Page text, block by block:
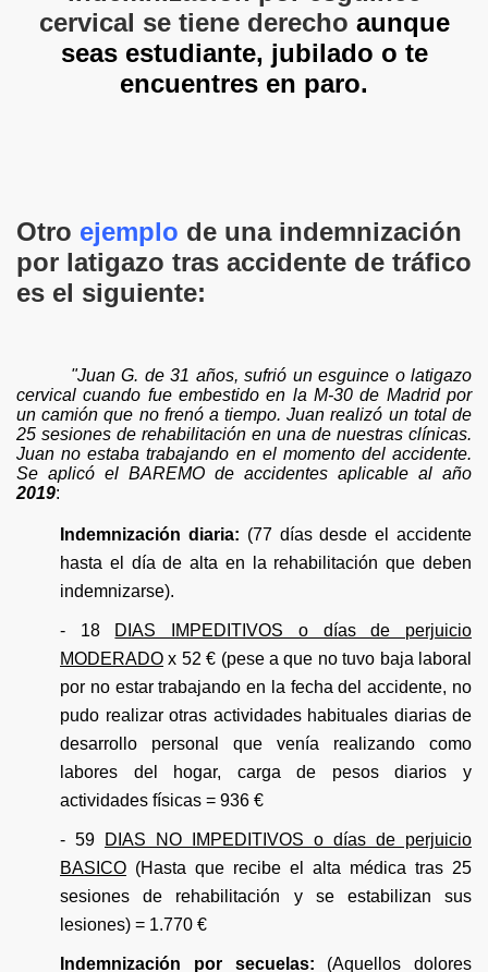
cervical se tiene derecho aunque
seas estudiante, jubilado o te
encuentres en paro.
Otro ejemplo de una indemnización
por latigazo tras accidente de tráfico
es el siguiente:
"Juan G. de 31 años, sufrió un esguince o latigazo
cervical cuando fue embestido en la M-30 de Madrid por
un camión que no frenó a tiempo. Juan realizó un total de
25 sesiones de rehabilitación en una de nuestras clínicas.
Juan no estaba trabajando en el momento del accidente.
Se aplicó el BAREMO de accidentes aplicable al año
2019:
Indemnización diaria: (77 días desde el accidente
hasta el día de alta en la rehabilitación que deben
indemnizarse).
- 18 DIAS IMPEDITIVOS o días de perjuicio
MODERADO x 52 € (pese a que no tuvo baja laboral
por no estar trabajando en la fecha del accidente, no
pudo realizar otras actividades habituales diarias de
desarrollo personal que venía realizando como
labores del hogar, carga de pesos diarios y
actividades físicas = 936 €
- 59
DIAS NO IMPEDITIVOS o días de perjuicio
BASICO (Hasta que recibe el alta médica tras 25
sesiones de rehabilitación y se estabilizan sus
lesiones) = 1.770 €
Indemnización por secuelas: (Aquellos dolores